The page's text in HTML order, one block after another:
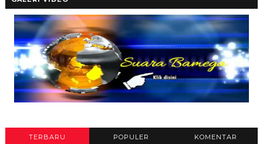
TERBARU POPULER KOMENTAR